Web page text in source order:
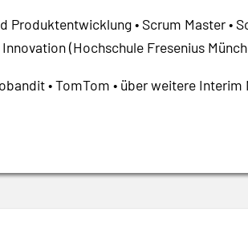
Produktentwicklung • Scrum Master •
(Hochschule Fresenius
• TomTom • über weitere